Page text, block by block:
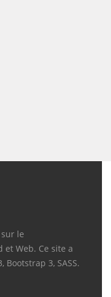
le
Web. Ce site a
Bootstrap 3, SASS.